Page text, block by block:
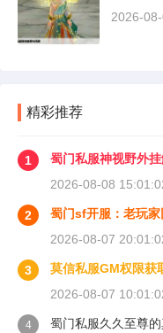
2026-
精彩推荐
1
蜀门私服神视野外
2026-08-08
2
蜀门sf开服：老玩家
2026-08-07
3
莫信私服GM权限获
2026-08-07
4 蜀门私服久久至尊